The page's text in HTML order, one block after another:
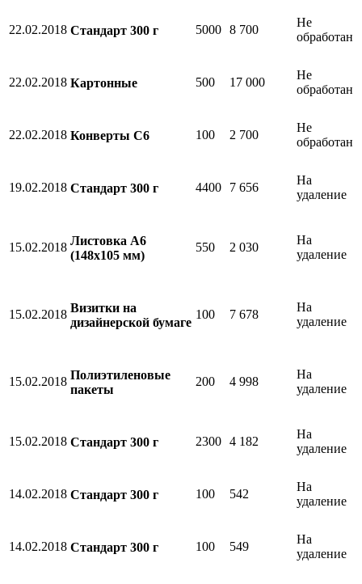
22.02.2018 Стандарт 300 г 5000 8 700
Не
обработан
22.02.2018 Картонные 500 17 000
Не
обработан
22.02.2018 Конверты С6 100 2 700
Не
обработан
19.02.2018 Стандарт 300 г 4400 7 656
На
удаление
15.02.2018
Листовка А6
(148х105 мм)
550 2 030
На
удаление
15.02.2018
Визитки на
дизайнерской бумаге
100 7 678
На
удаление
15.02.2018
Полиэтиленовые
пакеты
200 4 998
На
удаление
15.02.2018 Стандарт 300 г 2300 4 182
На
удаление
14.02.2018 Стандарт 300 г 100 542
На
удаление
14.02.2018 Стандарт 300 г 100 549
На
удаление